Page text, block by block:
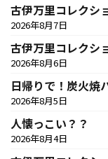
古伊万里コレク
2026年8月7日
古伊万里コレク
2026年8月6日
日帰りで！炭火焼
2026年8月5日
人懐っこい？？
2026年8月4日